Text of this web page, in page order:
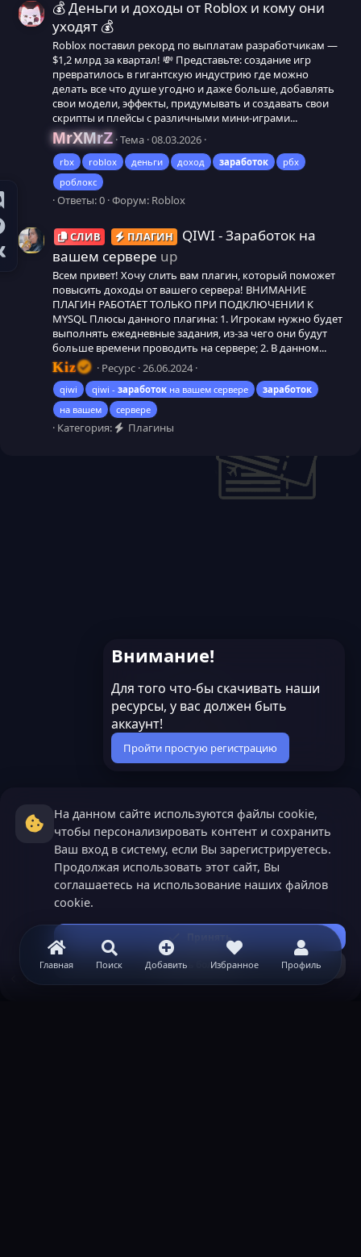
Главная Поиск Добавить Избранное Профиль
💰 Деньги и доходы от Roblox и кому они
уходят 💰
Roblox поставил рекорд по выплатам разработчикам —
$1,2 млрд за квартал! 💸 Представьте: создание игр
превратилось в гигантскую индустрию где можно
делать все что душе угодно и даже больше, добавлять
свои модели, эффекты, придумывать и создавать свои
скрипты и плейсы с различными мини-играми...
MrXMrZ Тема 08.03.2026
rbx roblox деньги доход заработок
рбх
роблокс
Ответы: 0 Форум: Roblox
СЛИВ ПЛАГИН
QIWI - Заработок на
вашем сервере up
Всем привет! Хочу слить вам плагин, который поможет
повысить доходы от вашего сервера! ВНИМАНИЕ
ПЛАГИН РАБОТАЕТ ТОЛЬКО ПРИ ПОДКЛЮЧЕНИИ К
MYSQL Плюсы данного плагина: 1. Игрокам нужно будет
выполнять ежедневные задания, из-за чего они будут
больше времени проводить на сервере; 2. В данном...
Kiz Ресурс 26.06.2024
qiwi qiwi - заработок на вашем сервере
заработок
на вашем
сервере
Категория: Плагины
Теги
Внимание!
Для того что-бы скачивать наши
ресурсы, у вас должен быть
аккаунт!
Пройти простую регистрацию
На данном сайте используются файлы cookie,
чтобы персонализировать контент и сохранить
Ваш вход в систему, если Вы зарегистрируетесь.
Продолжая использовать этот сайт, Вы
соглашаетесь на использование наших файлов
cookie.
Принять
Узнать больше...